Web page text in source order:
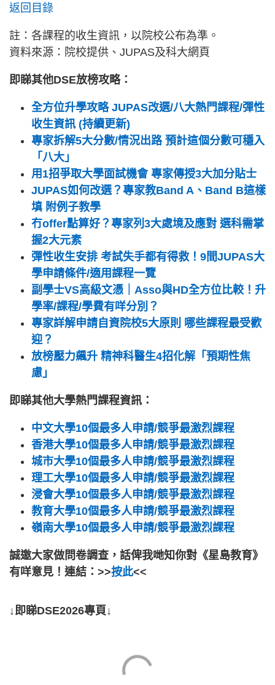
返回目錄
註：各課程的收生資訊，以院校公布為準。
資料來源：院校提供、JUPAS及科大網頁
即睇其他DSE放榜攻略：
全方位升學攻略 JUPAS改選/八大熱門課程/彈性
收生資訊 (持續更新)
專家拆解5大分數/情況出路 預計這個分數可穩入
「八大」
用1招爭取大學面試機會 專家傳授3大加分貼士
JUPAS如何改選？專家教Band A、Band B這樣
填 附例子教學
冇offer點算好？專家列3大處境及應對 選科需掌
握2大元素
彈性收生安排 考試失手都有得救！9間JUPAS大
學申請條件/適用課程一覽
副學士VS高級文憑｜Asso與HD全方位比較！升
學率/課程/學費有咩分別？
專家詳解申請自資院校5大原則 哪些課程最受歡
迎？
放榜壓力飆升 精神科醫生4招化解「預期性焦
慮」
即睇其他大學熱門課程資訊：
中文大學10個最多人申請/競爭最激烈課程
香港大學10個最多人申請/競爭最激烈課程
城市大學10個最多人申請/競爭最激烈課程
理工大學10個最多人申請/競爭最激烈課程
浸會大學10個最多人申請/競爭最激烈課程
教育大學10個最多人申請/競爭最激烈課程
嶺南大學10個最多人申請/競爭最激烈課程
誠邀大家做問卷調查，話俾我哋知你對《星島教育》
有咩意見！連結：>>按此<<
↓即睇DSE2026專頁↓